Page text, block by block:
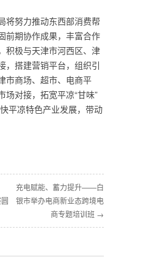
将努力推动东西部消费帮
前期协作成果，丰富合作
积极与天津市河西区、津
，搭建营销平台，组织引
市商场、超市、电商平
场对接，拓宽平凉“甘味”
平凉特色产业发展，带动
充电赋能、蓄力提升——白
银市举办电商新业态跨境电
商专题培训班 →